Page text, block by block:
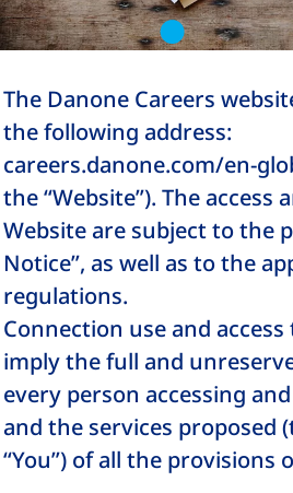
The Danone Careers
the following address:
careers.danone.com/en-
the “Website”). The access
Website are subject to the
Notice”, as well as to the
regulations.
Connection use and
imply the full and
every person accessing
and the services proposed
“You”) of all the provisions